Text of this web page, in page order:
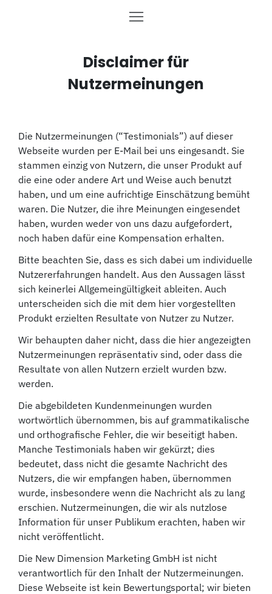
Disclaimer für
Nutzermeinungen
Die Nutzermeinungen (“Testimonials”) auf dieser
Webseite wurden per E-Mail bei uns eingesandt. Sie
stammen einzig von Nutzern, die unser Produkt auf
die eine oder andere Art und Weise auch benutzt
haben, und um eine aufrichtige Einschätzung bemüht
waren. Die Nutzer, die ihre Meinungen eingesendet
haben, wurden weder von uns dazu aufgefordert,
noch haben dafür eine Kompensation erhalten.
Bitte beachten Sie, dass es sich dabei um individuelle
Nutzererfahrungen handelt. Aus den Aussagen lässt
sich keinerlei Allgemeingültigkeit ableiten. Auch
unterscheiden sich die mit dem hier vorgestellten
Produkt erzielten Resultate von Nutzer zu Nutzer.
Wir behaupten daher nicht, dass die hier angezeigten
Nutzermeinungen repräsentativ sind, oder dass die
Resultate von allen Nutzern erzielt wurden bzw.
werden.
Die abgebildeten Kundenmeinungen wurden
wortwörtlich übernommen, bis auf grammatikalische
und orthografische Fehler, die wir beseitigt haben.
Manche Testimonials haben wir gekürzt; dies
bedeutet, dass nicht die gesamte Nachricht des
Nutzers, die wir empfangen haben, übernommen
wurde, insbesondere wenn die Nachricht als zu lang
erschien. Nutzermeinungen, die wir als nutzlose
Information für unser Publikum erachten, haben wir
nicht veröffentlicht.
Die New Dimension Marketing GmbH ist nicht
verantwortlich für den Inhalt der Nutzermeinungen.
Diese Webseite ist kein Bewertungsportal; wir bieten